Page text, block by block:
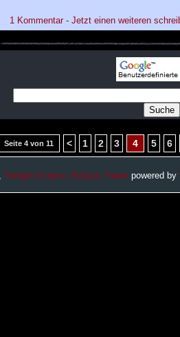
1 Kommentar - Jetzt einen weiteren
Seite 4 von 11 < 1 2 3 4 5 6
Twilight Eclipse, Eclipse Trailer powered by